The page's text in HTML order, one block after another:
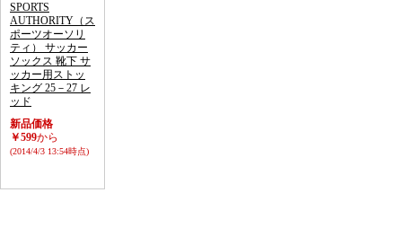
SPORTS
AUTHORITY（ス
ポーツオーソリ
ティ） サッカー
ソックス 靴下 サ
ッカー用ストッ
キング 25－27 レ
ッド
新品価格
￥599から
(2014/4/3 13:54時点)